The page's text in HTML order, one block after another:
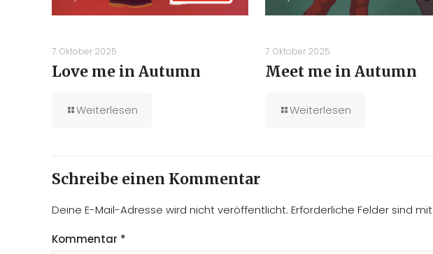
7. Oktober 2025
Love me in Autumn
Weiterlesen
7. Oktober 2025
Meet me in Autumn
Weiterlesen
Schreibe einen Kommentar
Deine E-Mail-Adresse wird nicht veröffentlicht. Erforderliche Felder sind mit
Kommentar *